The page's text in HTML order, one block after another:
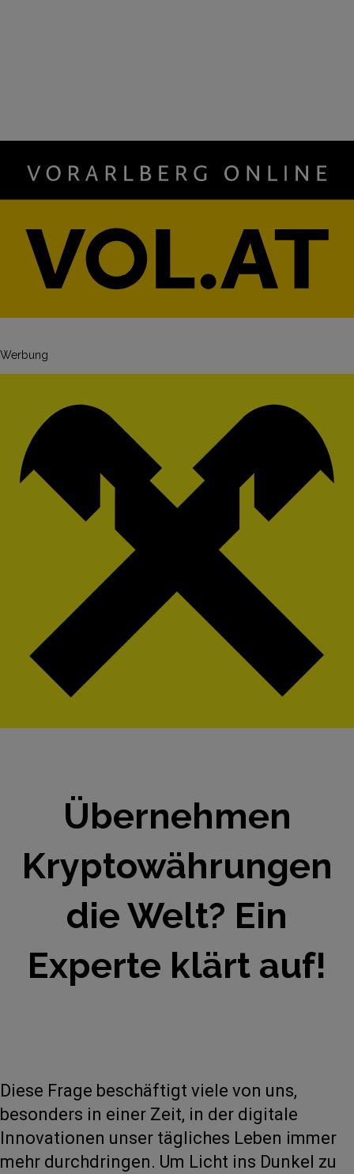
Werbung
Übernehmen
Kryptowährungen
die Welt? Ein
Experte klärt auf!
Diese Frage beschäftigt viele von uns,
besonders in einer Zeit, in der digitale
Innovationen unser tägliches Leben immer
mehr durchdringen. Um Licht ins Dunkel zu